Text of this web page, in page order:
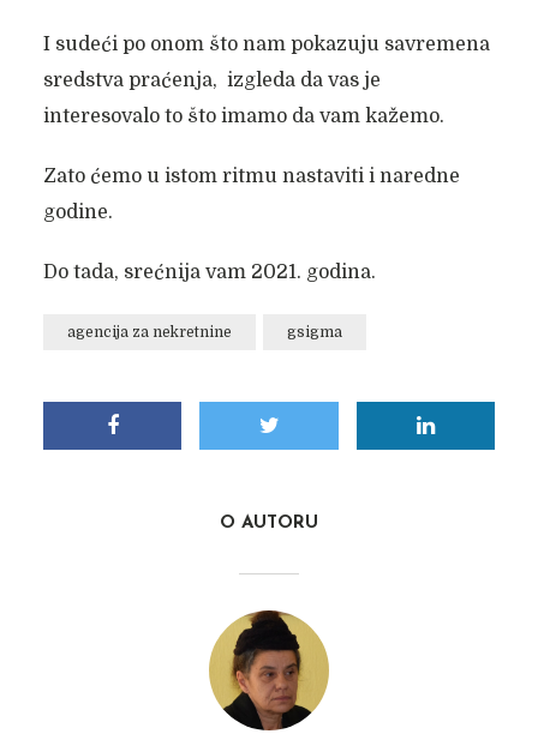
I sudeći po onom što nam pokazuju savremena
sredstva praćenja, izgleda da vas je
interesovalo to što imamo da vam kažemo.
Zato ćemo u istom ritmu nastaviti i naredne
godine.
Do tada, srećnija vam 2021. godina.
agencija za nekretnine gsigma
O AUTORU